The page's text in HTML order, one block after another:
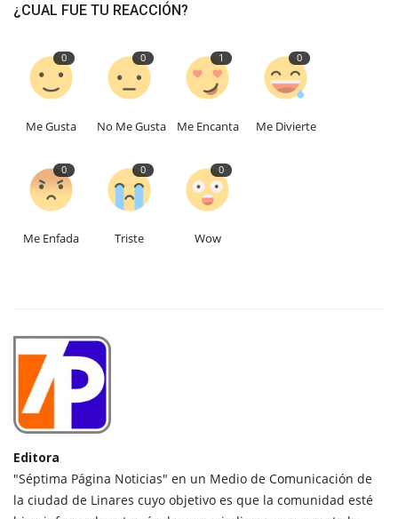
¿CUAL FUE TU REACCIÓN?
0
Me Gusta
0
No Me Gusta
1
Me Encanta
0
Me Divierte
0
Me Enfada
0
Triste
0
Wow
Editora
"Séptima Página Noticias" en un Medio de Comunicación de
la ciudad de Linares cuyo objetivo es que la comunidad esté